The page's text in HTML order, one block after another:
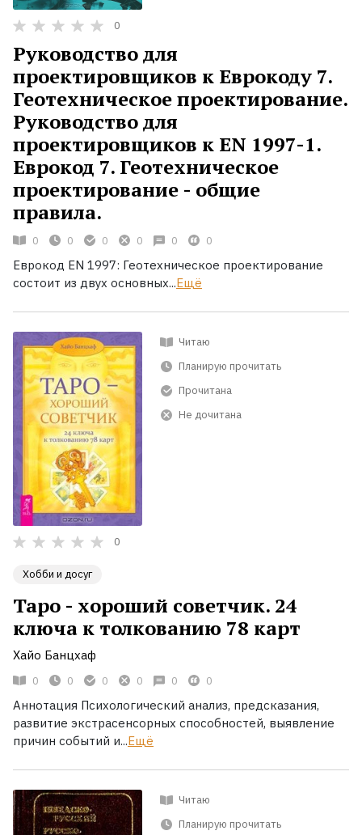
0
Руководство для
проектировщиков к Еврокоду 7.
Геотехническое проектирование.
Руководство для
проектировщиков к EN 1997-1.
Еврокод 7. Геотехническое
проектирование - общие
правила.
0 0 0 0 0 0
Еврокод EN 1997: Геотехническое проектирование
состоит из двух основных...Ещё
Читаю
Планирую прочитать
Прочитана
Не дочитана
0
Хобби и досуг
Таро - хороший советчик. 24
ключа к толкованию 78 карт
Хайо Банцхаф
0 0 0 0 0 0
Аннотация Психологический анализ, предсказания,
развитие экстрасенсорных способностей, выявление
причин событий и...Ещё
Читаю
Планирую прочитать